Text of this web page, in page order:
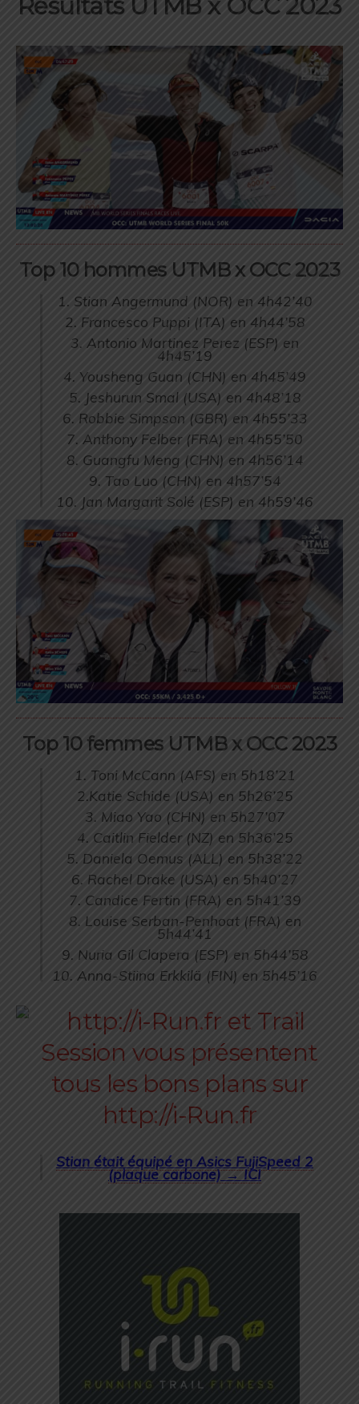
Top 10 hommes UTMB x OCC 2023
1. Stian Angermund (NOR) en 4h42’40
2. Francesco Puppi (ITA) en 4h44’58
3. Antonio Martinez Perez (ESP) en
4h45’19
4. Yousheng Guan (CHN) en 4h45’49
5. Jeshurun Smal (USA) en 4h48’18
6. Robbie Simpson (GBR) en 4h55’33
7. Anthony Felber (FRA) en 4h55’50
8. Guangfu Meng (CHN) en 4h56’14
9. Tao Luo (CHN) en 4h57’54
10. Jan Margarit Solé (ESP) en 4h59’46
Top 10 femmes UTMB x OCC 2023
1. Toni McCann (AFS) en 5h18’21
2.Katie Schide (USA) en 5h26’25
3. Miao Yao (CHN) en 5h27’07
4. Caitlin Fielder (NZ) en 5h36’25
5. Daniela Oemus (ALL) en 5h38’22
6. Rachel Drake (USA) en 5h40’27
7. Candice Fertin (FRA) en 5h41’39
8. Louise Serban-Penhoat (FRA) en
5h44’41
9. Nuria Gil Clapera (ESP) en 5h44’58
10. Anna-Stiina Erkkilä (FIN) en 5h45’16
Stian était équipé en Asics FujiSpeed 2
(plaque carbone) →ICI